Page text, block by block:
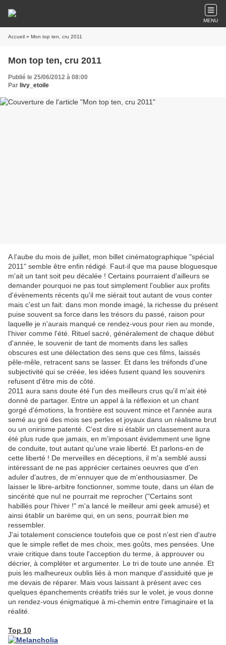
MENU
Accueil » Mon top ten, cru 2011
Mon top ten, cru 2011
Publié le 25/06/2012 à 08:00
Par livy_etoile
A l'aube du mois de juillet, mon billet cinématographique "spécial
2011" semble être enfin rédigé. Faut-il que ma pause bloguesque
m'ait un tant soit peu décalée ! Certains pourraient d'ailleurs se
demander pourquoi ne pas tout simplement l'oublier aux profits
d'évènements récents qu'il me siérait tout autant de vous conter
mais c'est un fait: dans mon monde imagé, la richesse du présent
puise souvent sa force dans les trésors du passé, raison pour
laquelle je n'aurais manqué ce rendez-vous pour rien au monde,
l'hiver comme l'été. Rituel sacré, généralement de chaque début
d'année, le souvenir de tant de moments dans les salles
obscures est une délectation des sens que ces films, laissés
pêle-mêle, retracent sans se lasser. Et dans les tréfonds d'une
subjectivité qui se créée, les idées fusent quand les souvenirs
refusent d'être mis de côté.
2011 aura sans doute été l'un des meilleurs crus qu'il m'ait été
donné de partager. Entre un appel à la réflexion et un chant
gorgé d'émotions, la frontière est souvent mince et l'année aura
semé au gré des mois ses perles et joyaux dans un réalisme brut
ou un onirisme patenté. C'est dire si établir un classement aura
été plus rude que jamais, en m'imposant évidemment une ligne
de conduite, tout autant qu'une vraie liberté. Et parlons-en de
cette liberté ! De merveilles en déceptions, il m'a semblé aussi
intéressant de ne pas apprécier certaines oeuvres que d'en
aduler d'autres, de m'ennuyer que de m'enthousiasmer. De
laisser le libre-arbitre fonctionner, somme toute, dans un élan de
sincérité que nul ne pourrait me reprocher ("Certains sont
habillés pour l'hiver !" m'a lancé le meilleur ami geek amusé) et
ainsi établir un barème qui, en un sens, pourrait bien me
ressembler.
J'ai totalement conscience toutefois que ce post n'est rien d'autre
que le simple reflet de mes choix, mes goûts, mes pensées. Une
vraie critique dans toute l'acception du terme, à approuver ou
décrier, à compléter et argumenter. Le tri de toute une année. Et
puis les malheureux oublis liés à mon manque d'assiduité que je
me devais de réparer. Mais vous laissant à présent avec ces
quelques épanchements créatifs triés sur le volet, je vous donne
un rendez-vous énigmatique à mi-chemin entre l'imaginaire et la
réalité.
Top 10